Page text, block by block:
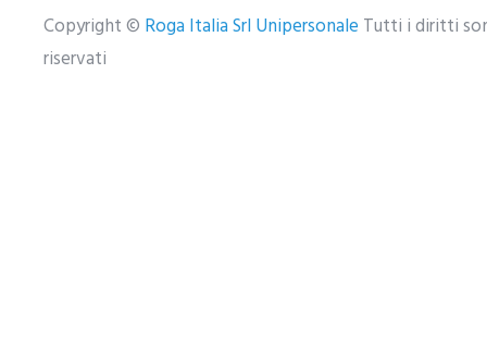
Copyright © Roga Italia Srl Unipersonale Tutti i diritti
riservati